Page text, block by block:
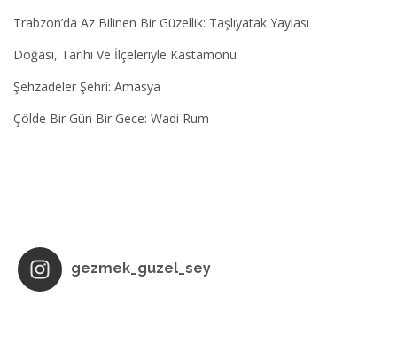
Trabzon’da Az Bilinen Bir Güzellik: Taşlıyatak Yaylası
Doğası, Tarihi Ve İlçeleriyle Kastamonu
Şehzadeler Şehri: Amasya
Çölde Bir Gün Bir Gece: Wadi Rum
gezmek_guzel_sey